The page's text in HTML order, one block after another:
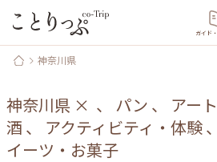
ガイド
神奈川県
神奈川県 × 、 パン 、 アー
酒 、 アクティビティ・体験、
イーツ・お菓子